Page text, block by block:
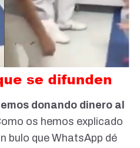
donando dinero al
omo os hemos explicado
bulo que WhatsApp dé